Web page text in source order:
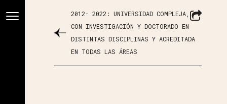
2012- 2022: UNIVERSIDAD COMPLEJA,
CON INVESTIGACIÓN Y DOCTORADO EN
DISTINTAS DISCIPLINAS Y ACREDITADA
EN TODAS LAS ÁREAS